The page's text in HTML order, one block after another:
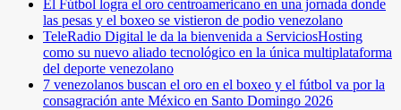
El Fútbol logra el oro centroamericano en una jornada donde
las pesas y el boxeo se vistieron de podio venezolano
TeleRadio Digital le da la bienvenida a ServiciosHosting
como su nuevo aliado tecnológico en la única multiplataforma
del deporte venezolano
7 venezolanos buscan el oro en el boxeo y el fútbol va por la
consagración ante México en Santo Domingo 2026